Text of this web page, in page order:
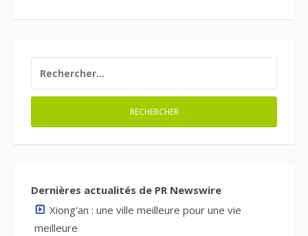
Dernières actualités de PR Newswire
Xiong'an : une ville meilleure pour une vie
meilleure